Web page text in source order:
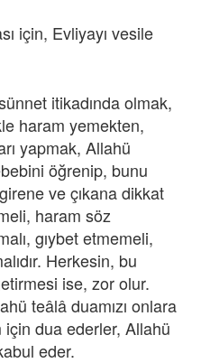
için, Evliyayı vesile
itikadında olmak,
haram yemekten,
yapmak, Allahü
öğrenip, bunu
ve çıkana dikkat
haram söz
gıybet etmemeli,
Herkesin, bu
ise, zor olur.
teâlâ duamızı onlara
dua ederler, Allahü
eder.